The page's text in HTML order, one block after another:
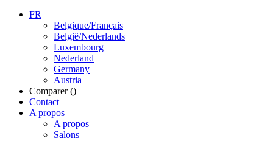
FR
Belgique/Français
België/Nederlands
Luxembourg
Nederland
Germany
Austria
Comparer ()
Contact
A propos
A propos
Salons